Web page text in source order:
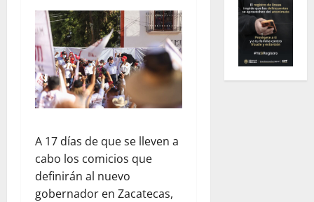
A 17 días de que se lleven a
cabo los comicios que
definirán al nuevo
gobernador en Zacatecas,